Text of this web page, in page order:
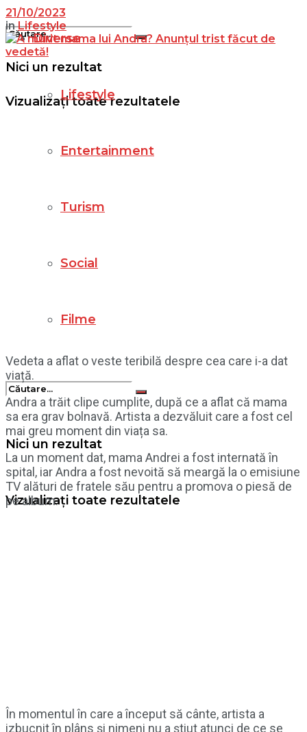
Nici un rezultat
Vizualizați toate rezultatele
Diverse
Lifestyle
Entertainment
Turism
Social
Filme
Nici un rezultat
Vizualizați toate rezultatele
21/10/2023
in Lifestyle
Vedeta a aflat o veste teribilă despre cea care i-a dat
viață.
Andra a trăit clipe cumplite, după ce a aflat că mama
sa era grav bolnavă. Artista a dezvăluit care a fost cel
mai greu moment din viața sa.
La un moment dat, mama Andrei a fost internată în
spital, iar Andra a fost nevoită să meargă la o emisiune
TV alături de fratele său pentru a promova o piesă de
pe album.
În momentul în care a început să cânte, artista a
izbucnit în plâns și nimeni nu a știut atunci de ce se